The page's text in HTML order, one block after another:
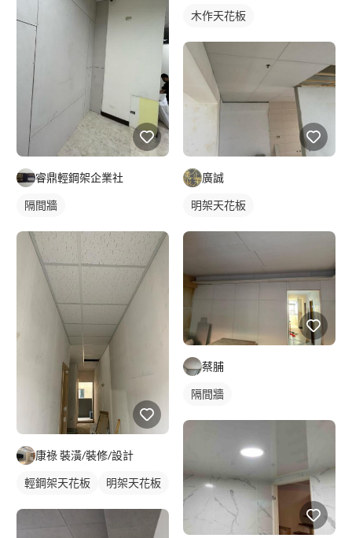
睿鼎輕鋼架企業社
隔間牆
康祿 裝潢/裝修/設計
輕鋼架天花板 明架天花板
木作天花板
廣誠
明架天花板
蔡脯
隔間牆